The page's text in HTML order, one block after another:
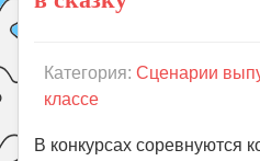
Категория:Сценарии
классе
В конкурсах соревнуются